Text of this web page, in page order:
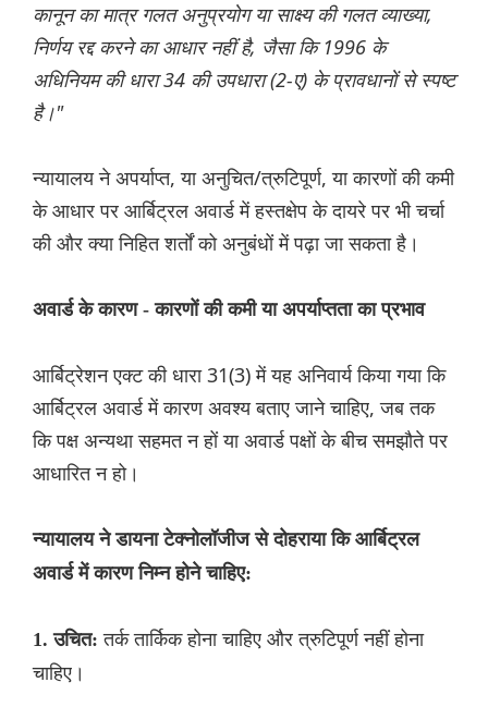
कानून का मात्र गलत अनुप्रयोग या साक्ष्य की गलत व्याख्या,
निर्णय रद्द करने का आधार नहीं है, जैसा कि 1996 के
अधिनियम की धारा 34 की उपधारा (2-ए) के प्रावधानों से स्पष्ट
है।"
न्यायालय ने अपर्याप्त, या अनुचित/त्रुटिपूर्ण, या कारणों की कमी
के आधार पर आर्बिट्रल अवार्ड में हस्तक्षेप के दायरे पर भी चर्चा
की और क्या निहित शर्तों को अनुबंधों में पढ़ा जा सकता है।
अवार्ड के कारण - कारणों की कमी या अपर्याप्तता का प्रभाव
आर्बिट्रेशन एक्ट की धारा 31(3) में यह अनिवार्य किया गया कि
आर्बिट्रल अवार्ड में कारण अवश्य बताए जाने चाहिए, जब तक
कि पक्ष अन्यथा सहमत न हों या अवार्ड पक्षों के बीच समझौते पर
आधारित न हो।
न्यायालय ने डायना टेक्नोलॉजीज से दोहराया कि आर्बिट्रल
अवार्ड में कारण निम्न होने चाहिए:
1. उचित:तर्क तार्किक होना चाहिए और त्रुटिपूर्ण नहीं होना
चाहिए।